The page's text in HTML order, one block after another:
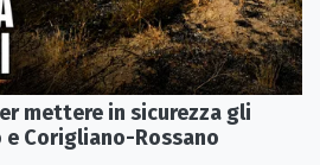
mettere in sicurezza gli
e Corigliano-Rossano